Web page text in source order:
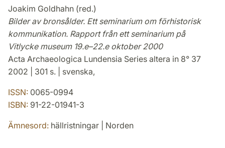
Joakim Goldhahn (red.)
Bilder av bronsålder. Ett seminarium om förhistorisk
kommunikation. Rapport från ett seminarium på
Vitlycke museum 19.e–22.e oktober 2000
Acta Archaeologica Lundensia Series altera in 8° 37
2002 | 301 s. | svenska,
ISSN: 0065-0994
ISBN: 91-22-01941-3
Ämnesord: hällristningar | Norden